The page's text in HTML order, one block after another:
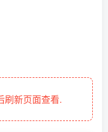
新页面查看.